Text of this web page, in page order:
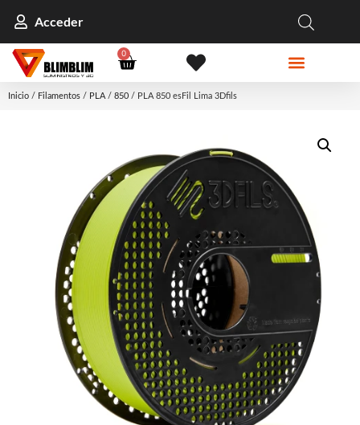
Acceder
0
Inicio / Filamentos / PLA / 850 / PLA 850 esFil Lima 3Dfils